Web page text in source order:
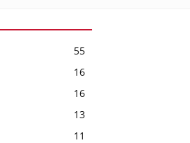
55
16
16
13
11